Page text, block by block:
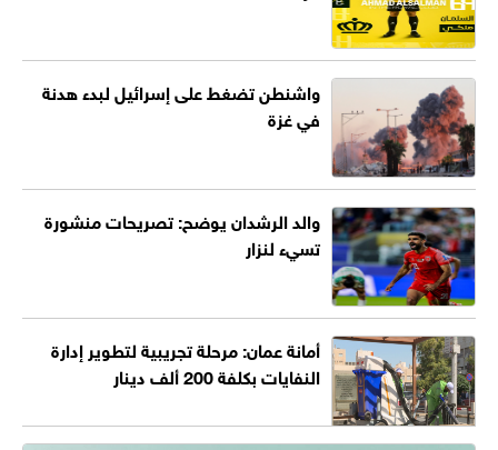
واشنطن تضغط على إسرائيل لبدء هدنة
في غزة
والد الرشدان يوضح: تصريحات منشورة
تسيء لنزار
أمانة عمان: مرحلة تجريبية لتطوير إدارة
النفايات بكلفة 200 ألف دينار